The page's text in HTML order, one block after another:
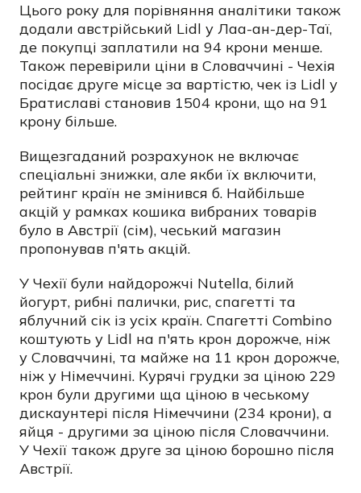
Цього року для порівняння аналітики також
додали австрійський Lidl у Лаа-ан-дер-Таї,
де покупці заплатили на 94 крони менше.
Також перевірили ціни в Словаччині - Чехія
посідає друге місце за вартістю, чек із Lidl у
Братиславі становив 1504 крони, що на 91
крону більше.
Вищезгаданий розрахунок не включає
спеціальні знижки, але якби їх включити,
рейтинг країн не змінився б. Найбільше
акцій у рамках кошика вибраних товарів
було в Австрії (сім), чеський магазин
пропонував п'ять акцій.
У Чехії були найдорожчі Nutella, білий
йогурт, рибні палички, рис, спагетті та
яблучний сік із усіх країн. Спагетті Combino
коштують у Lidl на п'ять крон дорожче, ніж
у Словаччині, та майже на 11 крон дорожче,
ніж у Німеччині. Курячі грудки за ціною 229
крон були другими ща ціною в чеському
дискаунтері після Німеччини (234 крони), а
яйця - другими за ціною після Словаччини.
У Чехії також друге за ціною борошно після
Австрії.